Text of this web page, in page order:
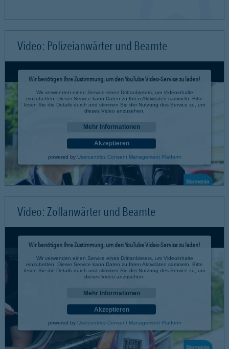
Video: Polizeianwärter und Beamte
Wir benötigen Ihre Zustimmung, um den YouTube Video-Service zu laden!
Wir verwenden einen Service eines Drittanbieters, um Videoinhalte
einzubetten. Dieser Service kann Daten zu Ihren Aktivitäten sammeln. Bitte
lesen Sie die Details durch und stimmen Sie der Nutzung des Service zu, um
dieses Video anzusehen.
Mehr Informationen
Akzeptieren
powered by Usercentrics Consent Management Platform
Video: Zollanwärter und Beamte
Wir benötigen Ihre Zustimmung, um den YouTube Video-Service zu laden!
Wir verwenden einen Service eines Drittanbieters, um Videoinhalte
einzubetten. Dieser Service kann Daten zu Ihren Aktivitäten sammeln. Bitte
lesen Sie die Details durch und stimmen Sie der Nutzung des Service zu, um
dieses Video anzusehen.
Mehr Informationen
Akzeptieren
powered by Usercentrics Consent Management Platform